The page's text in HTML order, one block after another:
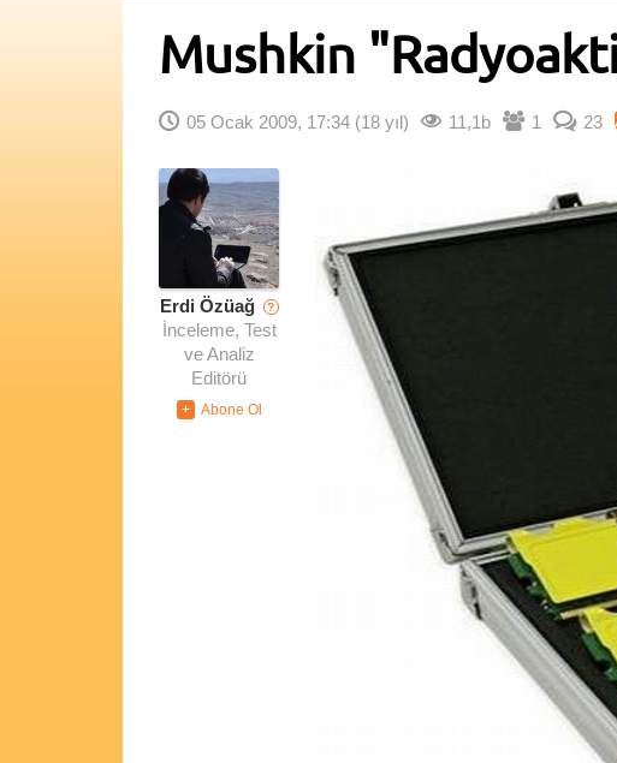
Mushkin
05 Ocak 2009, 17:34 (18 yıl) 11,1b 1 23
Erdi Özüağ ?
İnceleme, Test
ve Analiz
Editörü